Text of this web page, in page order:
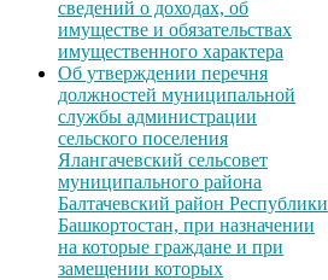
сведений о доходах, об
имуществе и обязательствах
имущественного характера
Об утверждении перечня
должностей муниципальной
службы администрации
сельского поселения
Ялангачевский сельсовет
муниципального района
Балтачевский район Республики
Башкортостан, при назначении
на которые граждане и при
замещении которых